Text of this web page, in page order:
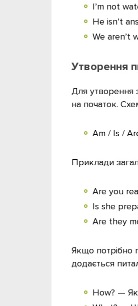
I’m not
He isn’t
We aren’t
Утворення
Для утворення
на початок.
Am / Is /
Приклади
Are you
Is she
Are they
Якщо потрібно
додається
How? —